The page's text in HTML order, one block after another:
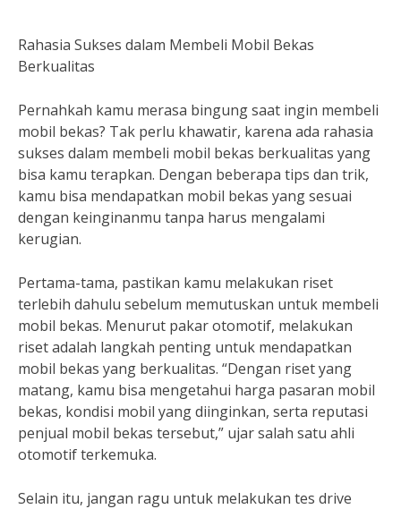
Rahasia Sukses dalam Membeli Mobil Bekas
Berkualitas
Pernahkah kamu merasa bingung saat ingin membeli
mobil bekas? Tak perlu khawatir, karena ada rahasia
sukses dalam membeli mobil bekas berkualitas yang
bisa kamu terapkan. Dengan beberapa tips dan trik,
kamu bisa mendapatkan mobil bekas yang sesuai
dengan keinginanmu tanpa harus mengalami
kerugian.
Pertama-tama, pastikan kamu melakukan riset
terlebih dahulu sebelum memutuskan untuk membeli
mobil bekas. Menurut pakar otomotif, melakukan
riset adalah langkah penting untuk mendapatkan
mobil bekas yang berkualitas. “Dengan riset yang
matang, kamu bisa mengetahui harga pasaran mobil
bekas, kondisi mobil yang diinginkan, serta reputasi
penjual mobil bekas tersebut,” ujar salah satu ahli
otomotif terkemuka.
Selain itu, jangan ragu untuk melakukan tes drive